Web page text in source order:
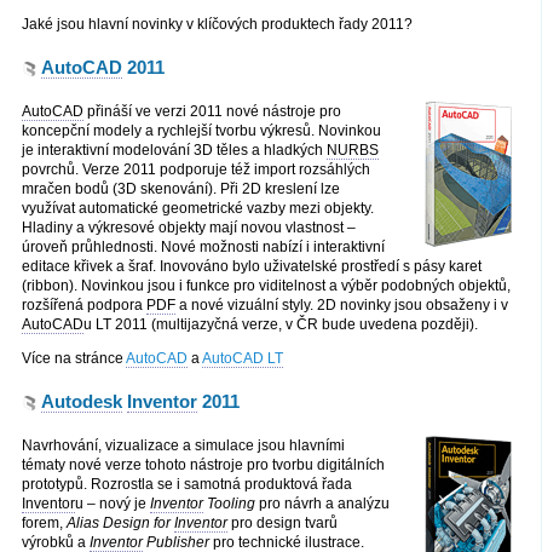
Jaké jsou hlavní novinky v klíčových produktech řady 2011?
AutoCAD 2011
AutoCAD přináší ve verzi 2011 nové nástroje pro
koncepční modely a rychlejší tvorbu výkresů. Novinkou
je interaktivní modelování 3D těles a hladkých NURBS
povrchů. Verze 2011 podporuje též import rozsáhlých
mračen bodů (3D skenování). Při 2D kreslení lze
využívat automatické geometrické vazby mezi objekty.
Hladiny a výkresové objekty mají novou vlastnost –
úroveň průhlednosti. Nové možnosti nabízí i interaktivní
editace křivek a šraf. Inovováno bylo uživatelské prostředí s pásy karet
(ribbon). Novinkou jsou i funkce pro viditelnost a výběr podobných objektů,
rozšířená podpora PDF a nové vizuální styly. 2D novinky jsou obsaženy i v
AutoCADu LT 2011 (multijazyčná verze, v ČR bude uvedena později).
Více na stránce AutoCAD aAutoCAD LT
Autodesk Inventor 2011
Navrhování, vizualizace a simulace jsou hlavními
tématy nové verze tohoto nástroje pro tvorbu digitálních
prototypů. Rozrostla se i samotná produktová řada
Inventoru – nový je InventorTooling pro návrh a analýzu
forem, Alias Design forInventorpro design tvarů
výrobků a InventorPublisherpro technické ilustrace.